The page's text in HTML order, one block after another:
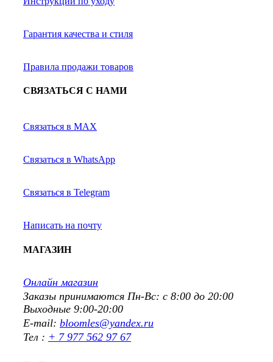
Гарантия качества и стиля
Правила продажи товаров
СВЯЗАТЬСЯ С НАМИ
Связаться в MAX
Связаться в WhatsApp
Связаться в Telegram
Написать на почту
МАГАЗИН
Онлайн магазин
Заказы принимаются Пн-Вс: с 8:00 до 20:00
Выходные 9:00-20:00
E-mail: bloomles@yandex.ru
Тел : + 7 977 562 97 67